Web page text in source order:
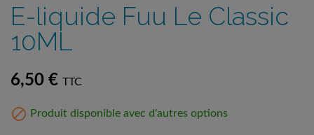
E-liquide Fuu Le Classic
10ML
6,50 € TTC
 Produit disponible avec d'autres options